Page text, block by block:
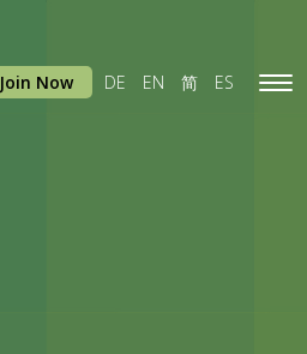
Join Now DE EN 简 ES